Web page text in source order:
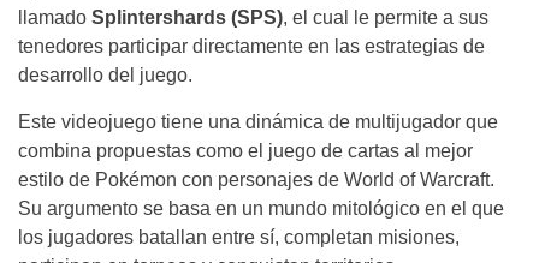
llamado Splintershards (SPS), el cual le permite a sus
tenedores participar directamente en las estrategias de
desarrollo del juego.
Este videojuego tiene una dinámica de multijugador que
combina propuestas como el juego de cartas al mejor
estilo de Pokémon con personajes de World of Warcraft.
Su argumento se basa en un mundo mitológico en el que
los jugadores batallan entre sí, completan misiones,